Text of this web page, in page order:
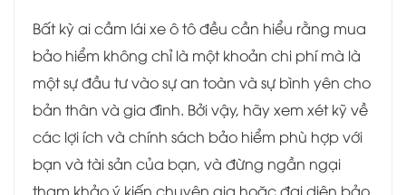
Bất kỳ ai cầm lái xe ô tô đều cần hiểu rằng mua
bảo hiểm không chỉ là một khoản chi phí mà là
một sự đầu tư vào sự an toàn và sự bình yên cho
bản thân và gia đình. Bởi vậy, hãy xem xét kỹ về
các lợi ích và chính sách bảo hiểm phù hợp với
bạn và tài sản của bạn, và đừng ngần ngại
tham khảo ý kiến chuyên gia hoặc đại diện bảo